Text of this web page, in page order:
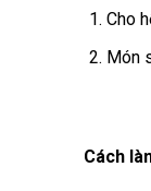
Cho
Món
Cách